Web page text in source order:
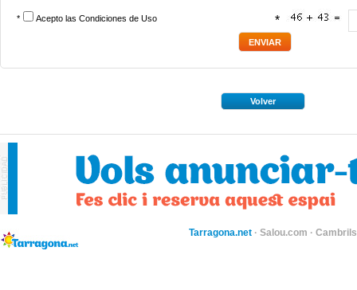
* Acepto las Condiciones de Uso *
Volver
Tarragona.net · Salou.com ·